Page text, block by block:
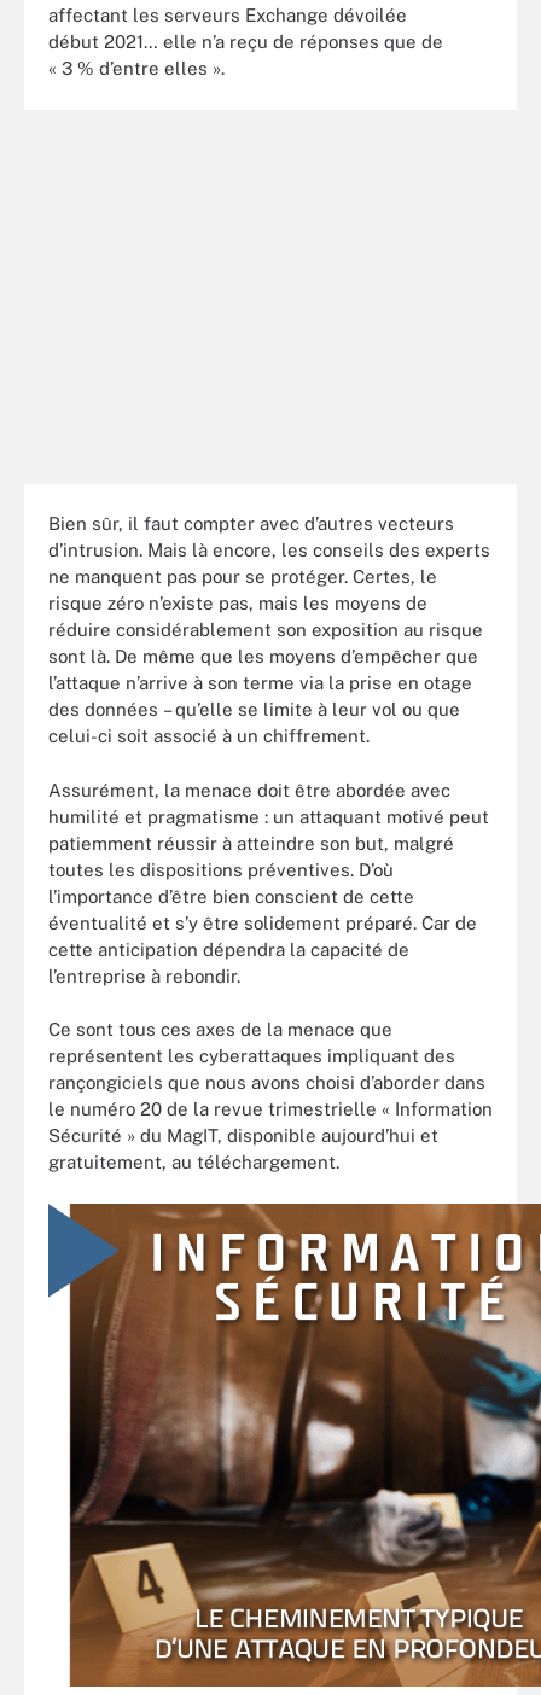
affectant les serveurs Exchange dévoilée
début 2021… elle n’a reçu de réponses que de
« 3 % d’entre elles ».
Bien sûr, il faut compter avec d’autres vecteurs
d’intrusion. Mais là encore, les conseils des experts
ne manquent pas pour se protéger. Certes, le
risque zéro n’existe pas, mais les moyens de
réduire considérablement son exposition au risque
sont là. De même que les moyens d’empêcher que
l’attaque n’arrive à son terme via la prise en otage
des données – qu’elle se limite à leur vol ou que
celui-ci soit associé à un chiffrement.
Assurément, la menace doit être abordée avec
humilité et pragmatisme : un attaquant motivé peut
patiemment réussir à atteindre son but, malgré
toutes les dispositions préventives. D’où
l’importance d’être bien conscient de cette
éventualité et s’y être solidement préparé. Car de
cette anticipation dépendra la capacité de
l’entreprise à rebondir.
Ce sont tous ces axes de la menace que
représentent les cyberattaques impliquant des
rançongiciels que nous avons choisi d’aborder dans
le numéro 20 de la revue trimestrielle « Information
Sécurité » du MagIT, disponible aujourd’hui et
gratuitement, au téléchargement.